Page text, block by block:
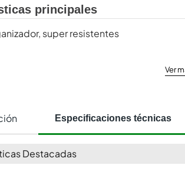
principales
super resistentes
Ver
Especificaciones técnicas
Destacadas